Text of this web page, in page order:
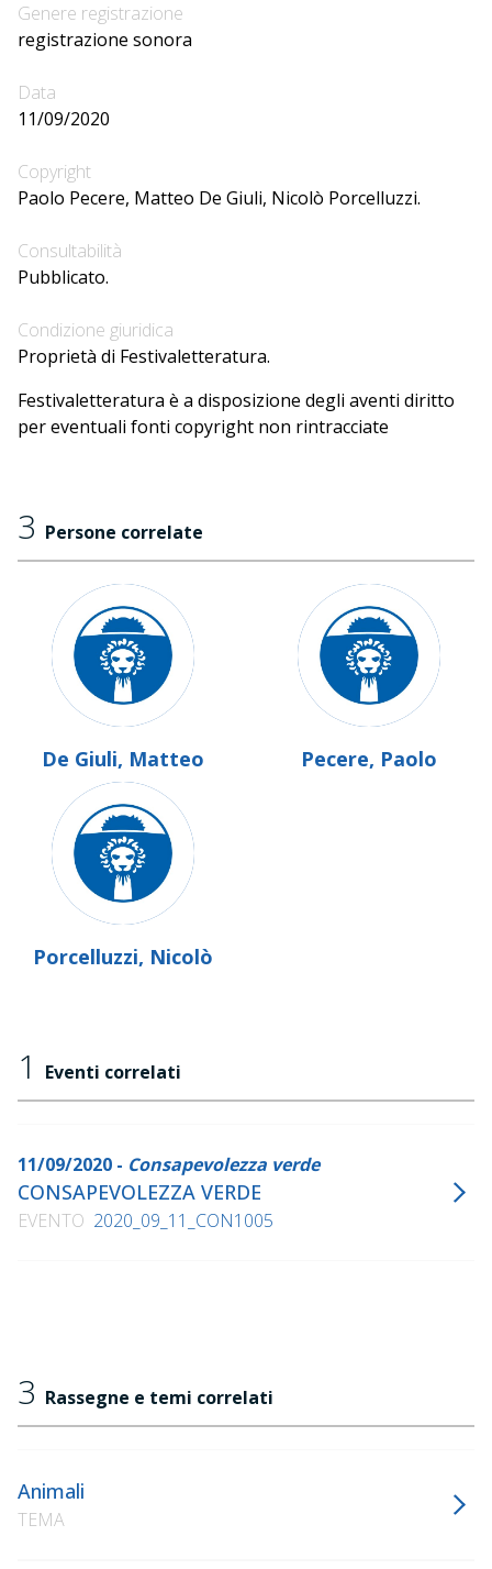
Genere registrazione
registrazione sonora
Data
11/09/2020
Copyright
Paolo Pecere, Matteo De Giuli, Nicolò Porcelluzzi.
Consultabilità
Pubblicato.
Condizione giuridica
Proprietà di Festivaletteratura.
Festivaletteratura è a disposizione degli aventi diritto
per eventuali fonti copyright non rintracciate
3 Persone correlate
De Giuli, Matteo Pecere, Paolo
Porcelluzzi, Nicolò
1 Eventi correlati
11/09/2020 - Consapevolezza verde
CONSAPEVOLEZZA VERDE
EVENTO 2020_09_11_CON1005
3 Rassegne e temi correlati
Animali
TEMA